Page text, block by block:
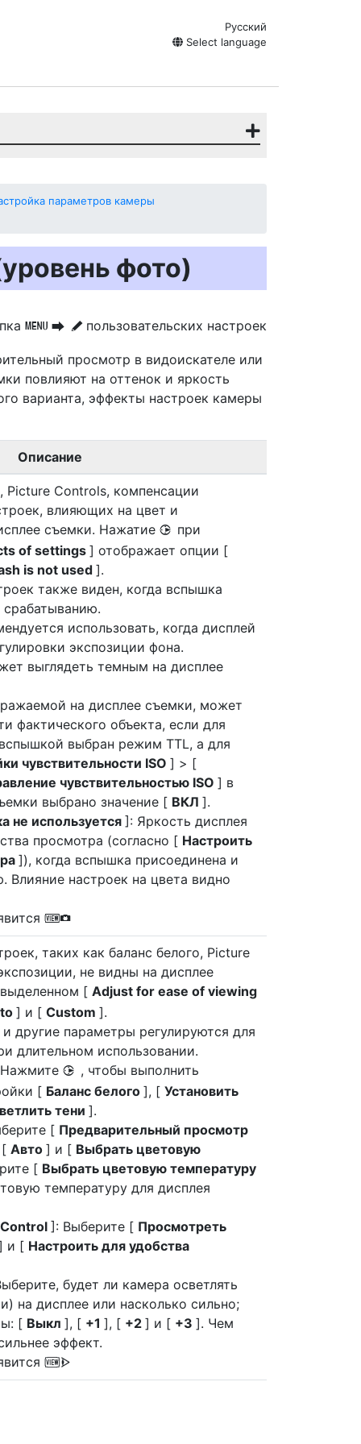
Русский
Select language
параметров камеры
фото)
G U A пользовательских настроек
просмотр в видоискателе или
повлияют на оттенок и яркость
варианта, эффекты настроек камеры
Описание
Picture Controls, компенсации
влияющих на цвет и
съемки. Нажатие 2 при
of settings] отображает опции [
is not used].
также виден, когда вспышка
использовать, когда дисплей
экспозиции фона.
выглядеть темным на дисплее
на дисплее съемки, может
фактического объекта, если для
выбран режим TTL, а для
чувствительности ISO ] > [
чувствительностью ISO ] в
выбрано значение [ ВКЛ ].
не используется ]: Яркость дисплея
просмотра (согласно [ Настроить
]), когда вспышка присоединена и
Влияние настроек на цвета видно
V
таких как баланс белого, Picture
не видны на дисплее
[ Adjust for ease of viewing
] и [ Custom ].
другие параметры регулируются для
длительном использовании.
2 , чтобы выполнить
[ Баланс белого ], [ Установить
тени ].
[ Предварительный просмотр
Авто ] и [ Выбрать цветовую
[ Выбрать цветовую температуру
температуру для дисплея
]: Выберите [ Просмотреть
и [ Настроить для удобства
будет ли камера осветлять
на дисплее или насколько сильно;
[ Выкл ], [ +1 ], [ +2 ] и [ +3 ]. Чем
эффект.
W